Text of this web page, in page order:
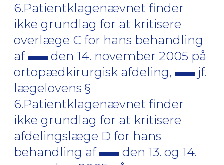
6.Patientklagenævnet finder
ikke grundlag for at kritisere
overlæge C for hans behandling
af
den 14. november 2005 på
ortopædkirurgisk afdeling,
jf.
lægelovens §
6.Patientklagenævnet finder
ikke grundlag for at kritisere
afdelingslæge D for hans
behandling af
den 13. og 14.